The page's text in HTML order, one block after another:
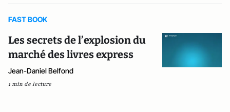
FAST BOOK
Les secrets de l’explosion du
marché des livres express
Jean-Daniel Belfond
1 min de lecture